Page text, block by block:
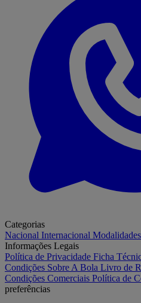
Categorias
Nacional Internacional Modalidades
Informações Legais
Política de Privacidade Ficha
Condições Sobre A Bola Livro de
Condições Comerciais Política de
preferências